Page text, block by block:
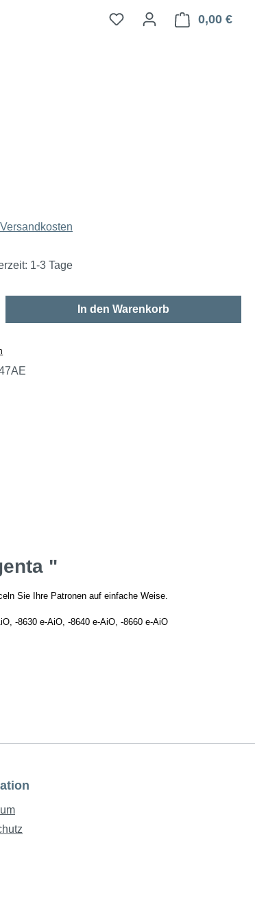
0,00 €
1-3 Tage
Gib den gewünschten Wert ein
In den Warenkorb
"
Sie Ihre Patronen auf einfache Weise.
-8630 e-AiO, -8640 e-AiO, -8660 e-AiO